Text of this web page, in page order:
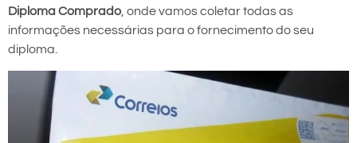
Diploma Comprado, onde vamos coletar todas as
informações necessárias para o fornecimento do seu
diploma.